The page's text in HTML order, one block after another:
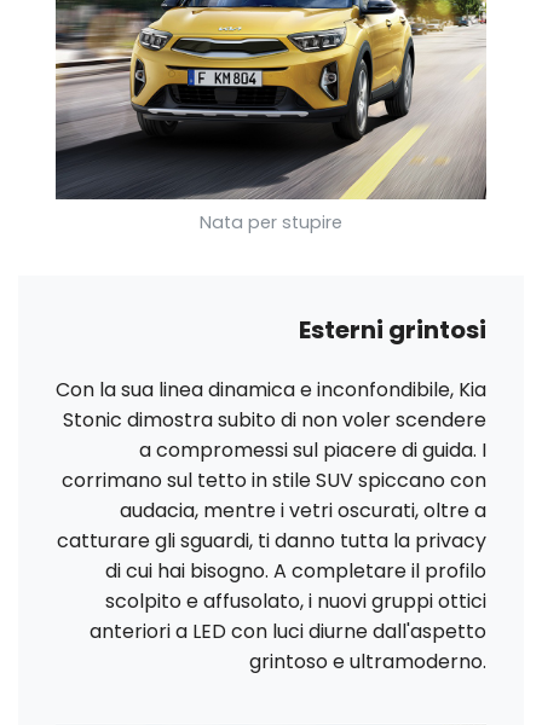
Nata per stupire
Esterni grintosi
Con la sua linea dinamica e inconfondibile, Kia
Stonic dimostra subito di non voler scendere
a compromessi sul piacere di guida. I
corrimano sul tetto in stile SUV spiccano con
audacia, mentre i vetri oscurati, oltre a
catturare gli sguardi, ti danno tutta la privacy
di cui hai bisogno. A completare il profilo
scolpito e affusolato, i nuovi gruppi ottici
anteriori a LED con luci diurne dall'aspetto
grintoso e ultramoderno.